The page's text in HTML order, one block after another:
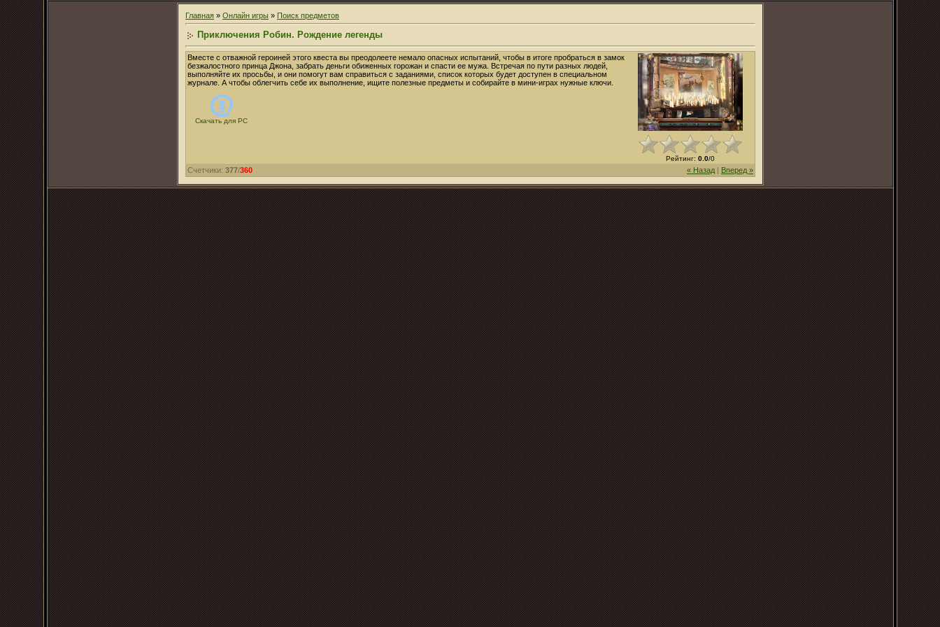
Главная » Онлайн игры » Поиск предметов
Приключения Робин. Рождение легенды
Вместе с отважной героиней этого квеста вы преодолеете немало опасных испытаний, чтобы в итоге пробраться в замок
безжалостного принца Джона, забрать деньги обиженных горожан и спасти ее мужа. Встречая по пути разных людей,
выполняйте их просьбы, и они помогут вам справиться с заданиями, список которых будет доступен в специальном
журнале. А чтобы облегчить себе их выполнение, ищите полезные предметы и собирайте в мини-играх нужные ключи.
Скачать для PC
Рейтинг: 0.0/0
« Назад Вперед »
Счетчики: 377/360